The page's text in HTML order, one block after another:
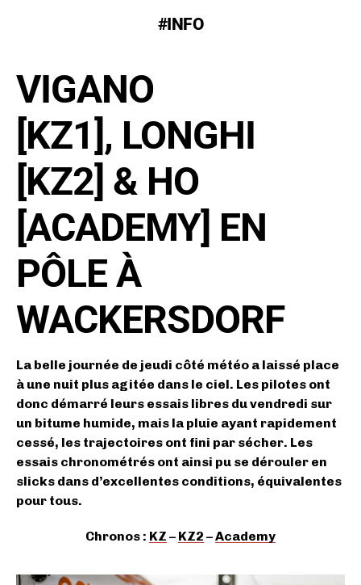
#INFO
VIGANO
[KZ1], LONGHI
[KZ2] & HO
[ACADEMY] EN
PÔLE À
WACKERSDORF
La belle journée de jeudi côté météo a laissé place
à une nuit plus agitée dans le ciel. Les pilotes ont
donc démarré leurs essais libres du vendredi sur
un bitume humide, mais la pluie ayant rapidement
cessé, les trajectoires ont fini par sécher. Les
essais chronométrés ont ainsi pu se dérouler en
slicks dans d’excellentes conditions, équivalentes
pour tous.
Chronos : KZ – KZ2 –Academy